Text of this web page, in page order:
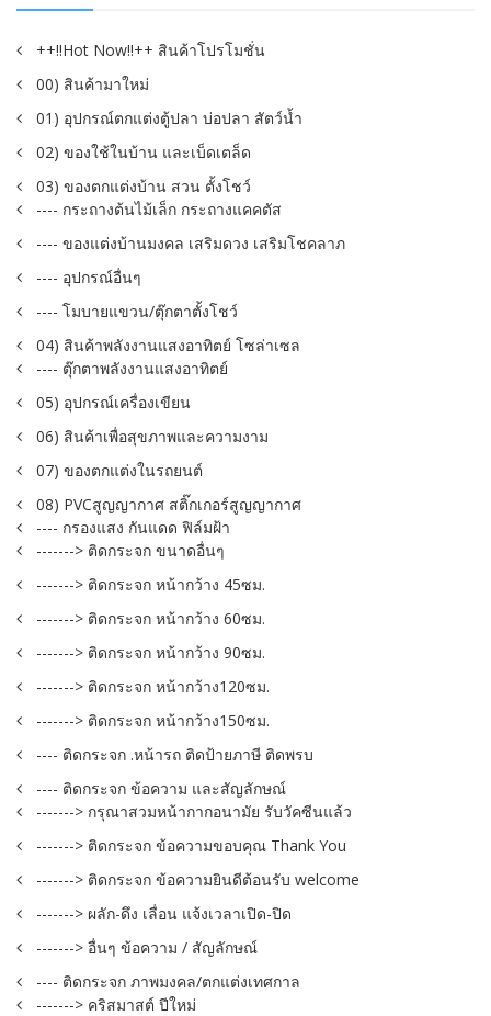
++!!Hot Now!!++ สินค้าโปรโมชั่น
00) สินค้ามาใหม่
01) อุปกรณ์ตกแต่งตู้ปลา บ่อปลา สัตว์น้ำ
02) ของใช้ในบ้าน และเบ็ดเตล็ด
03) ของตกแต่งบ้าน สวน ตั้งโชว์
---- กระถางต้นไม้เล็ก กระถางแคคตัส
---- ของแต่งบ้านมงคล เสริมดวง เสริมโชคลาภ
---- อุปกรณ์อื่นๆ
---- โมบายแขวน/ตุ๊กตาตั้งโชว์
04) สินค้าพลังงานแสงอาทิตย์ โซล่าเซล
---- ตุ๊กตาพลังงานแสงอาทิตย์
05) อุปกรณ์เครื่องเขียน
06) สินค้าเพื่อสุขภาพและความงาม
07) ของตกแต่งในรถยนต์
08) PVCสูญญากาศ สติ๊กเกอร์สูญญากาศ
---- กรองแสง กันแดด ฟิล์มฝ้า
-------> ติดกระจก ขนาดอื่นๆ
-------> ติดกระจก หน้ากว้าง 45ซม.
-------> ติดกระจก หน้ากว้าง 60ซม.
-------> ติดกระจก หน้ากว้าง 90ซม.
-------> ติดกระจก หน้ากว้าง120ซม.
-------> ติดกระจก หน้ากว้าง150ซม.
---- ติดกระจก .หน้ารถ ติดป้ายภาษี ติดพรบ
---- ติดกระจก ข้อความ และสัญลักษณ์
-------> กรุณาสวมหน้ากากอนามัย รับวัคซีนแล้ว
-------> ติดกระจก ข้อความขอบคุณ Thank You
-------> ติดกระจก ข้อความยินดีต้อนรับ welcome
-------> ผลัก-ดึง เลื่อน แจ้งเวลาเปิด-ปิด
-------> อื่นๆ ข้อความ / สัญลักษณ์
---- ติดกระจก ภาพมงคล/ตกแต่งเทศกาล
-------> คริสมาสต์ ปีใหม่